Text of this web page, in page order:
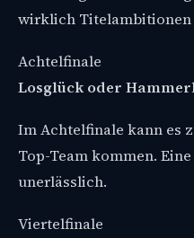
wirklich Titelambitionen
Achtelfinale
Losglück oder
Im Achtelfinale kann es
Top-Team kommen.
unerlässlich.
Viertelfinale